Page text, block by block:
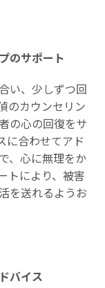
のサポート
い、少しずつ回
のカウンセリン
の心の回復をサ
に合わせてアド
、心に無理をか
トにより、被害
を送れるようお
バイス